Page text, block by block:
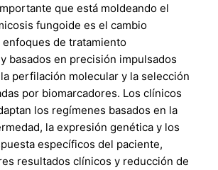
que está moldeando el
fungoide es el cambio
enfoques de tratamiento
basados en precisión impulsados
perfilación molecular y la selección
por biomarcadores. Los clínicos
los regímenes basados en la
la expresión genética y los
específicos del paciente,
resultados clínicos y reducción de